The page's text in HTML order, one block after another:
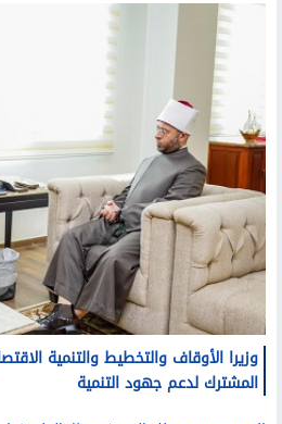
وزيرا الأوقاف والتخطيط والتنمية
المشترك لدعم جهود التنمية